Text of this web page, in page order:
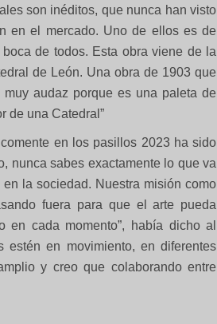
son inéditos, que nunca han visto
en el mercado. Uno de ellos es de
de todos. Esta obra viene de la
de León. Una obra de 1903 que
audaz porque es una paleta de
de una Catedral”
en los pasillos 2023 ha sido
nunca sabes exactamente lo que va
la sociedad. Nuestra misión como
fuera para que el arte pueda
cada momento”, había dicho al
estén en movimiento, en diferentes
y creo que colaborando entre